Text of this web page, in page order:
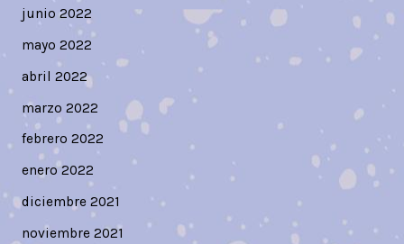
junio 2022
mayo 2022
abril 2022
marzo 2022
febrero 2022
enero 2022
diciembre 2021
noviembre 2021